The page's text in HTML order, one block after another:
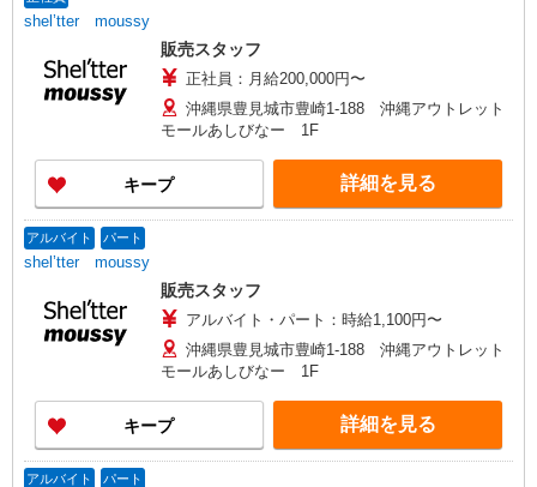
shel’tter moussy
販売スタッフ
正社員：月給200,000円〜
沖縄県豊見城市豊崎1-188 沖縄アウトレット
モールあしびなー 1F
キープ 詳細を見る
アルバイト パート
shel’tter moussy
販売スタッフ
アルバイト・パート：時給1,100円〜
沖縄県豊見城市豊崎1-188 沖縄アウトレット
モールあしびなー 1F
キープ 詳細を見る
アルバイト パート